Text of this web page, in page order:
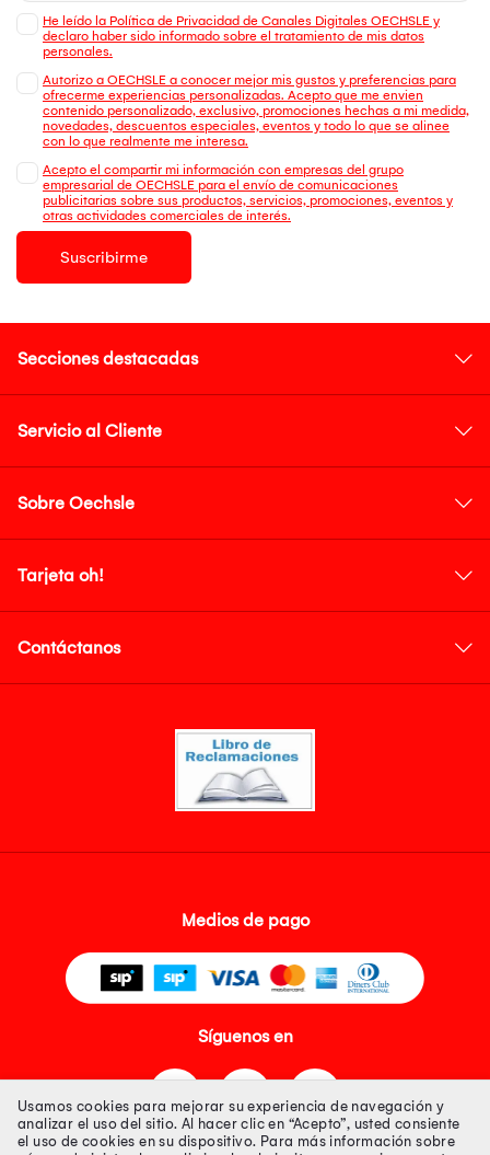
He leído la Política de Privacidad de Canales Digitales OECHSLE y
declaro haber sido informado sobre el tratamiento de mis datos
personales.
Autorizo a OECHSLE a conocer mejor mis gustos y preferencias para
ofrecerme experiencias personalizadas. Acepto que me envien
contenido personalizado, exclusivo, promociones hechas a mi medida,
novedades, descuentos especiales, eventos y todo lo que se alinee
con lo que realmente me interesa.
Acepto el compartir mi información con empresas del grupo
empresarial de OECHSLE para el envío de comunicaciones
publicitarias sobre sus productos, servicios, promociones, eventos y
otras actividades comerciales de interés.
Suscribirme
Secciones destacadas
Servicio al Cliente
Sobre Oechsle
Tarjeta oh!
Contáctanos
Medios de pago
Síguenos en
Usamos cookies para mejorar su experiencia de navegación y
analizar el uso del sitio. Al hacer clic en “Acepto”, usted consiente
el uso de cookies en su dispositivo. Para más información sobre